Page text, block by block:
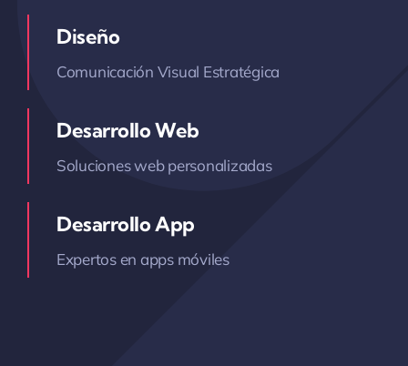
Diseño
Comunicación Visual Estratégica
Desarrollo Web
Soluciones web personalizadas
Desarrollo App
Expertos en apps móviles